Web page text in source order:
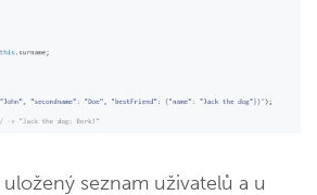
seznam uživatelů a u